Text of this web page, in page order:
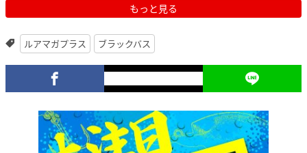
もっと見る
ルアマガプラス ブラックバス